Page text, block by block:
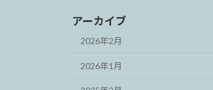
アーカイブ
2026年2月
2026年1月